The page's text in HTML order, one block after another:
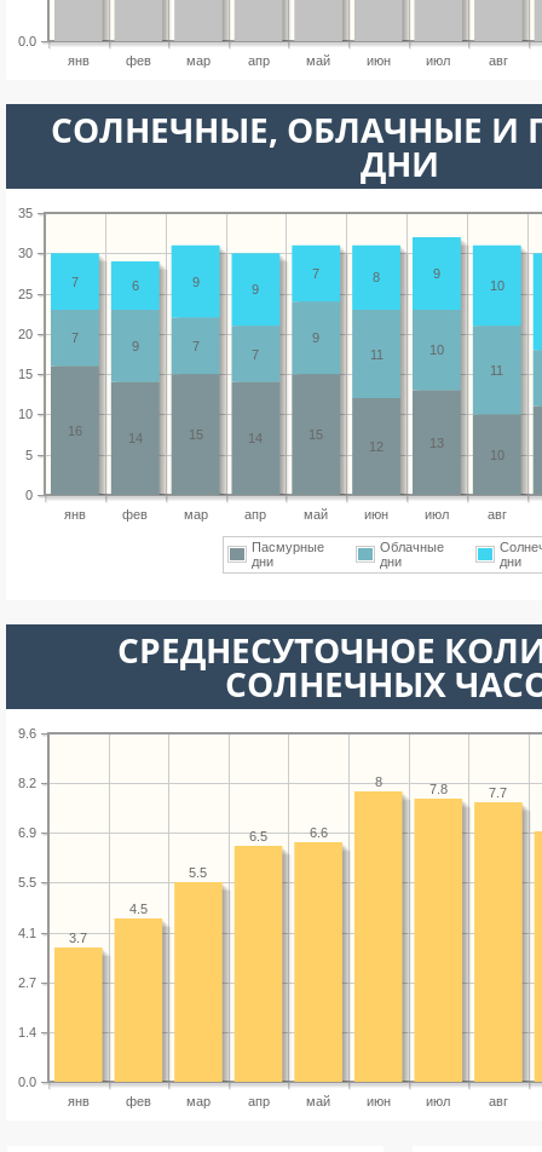
янв фев мар апр май июн июл авг
0.0
CОЛНЕЧНЫЕ, ОБЛАЧНЫЕ И
ДНИ
янв фев мар апр май июн июл авг
0
5
10
15
20
25
30
35
10
13
12
15
14
15
14
16
11
10
11
9
7
7
9
7
10
9
8
7
9
9
6
7
Пасмурные
дни
Облачные
дни
дни
СРЕДНЕСУТОЧНОЕ
СОЛНЕЧНЫХ
янв фев мар апр май июн июл авг
0.0
1.4
2.7
4.1
5.5
6.9
8.2
9.6
7.7
7.8
8
6.6
6.5
5.5
4.5
3.7